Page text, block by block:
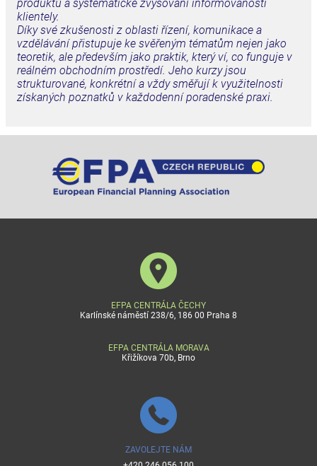
produktů a systematické zvyšování informovanosti
klientely.
Díky své zkušenosti z oblasti řízení, komunikace a
vzdělávání přistupuje ke svěřeným tématům nejen jako
teoretik, ale především jako praktik, který ví, co funguje v
reálném obchodním prostředí. Jeho kurzy jsou
strukturované, konkrétní a vždy směřují k využitelnosti
získaných poznatků v každodenní poradenské praxi.
EFPA CENTRÁLA ČECHY
Karlínské náměstí 238/6, 186 00 Praha 8
EFPA CENTRÁLA MORAVA
Křižíkova 70b, Brno
ZAVOLEJTE NÁM